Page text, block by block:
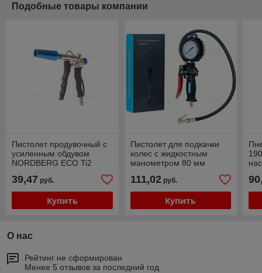
Подобные товары компании
Пистолет продувочный с
усиленным обдувом
NORDBERG ECO Ti2
39,47 руб.
Купить
Пистолет для подкачки
колес с жидкостным
манометром 80 мм
111,02руб.
Купить
О нас
Рейтинг не сформирован
Менее 5 отзывов за последний год